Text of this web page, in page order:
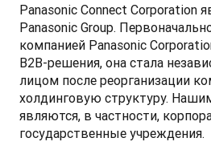
Panasonic Connect Corporation
Panasonic Group.
компанией Panasonic
B2B-решения, она стала
лицом после реорганизации
холдинговую структуру.
являются, в частности,
государственные учреждения.